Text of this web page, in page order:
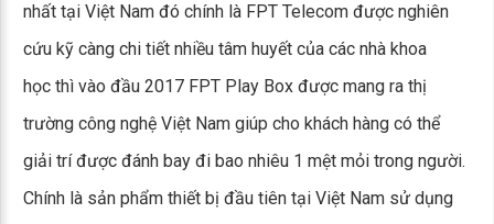
nhất tại Việt Nam đó chính là FPT Telecom được nghiên
cứu kỹ càng chi tiết nhiều tâm huyết của các nhà khoa
học thì vào đầu 2017 FPT Play Box được mang ra thị
trường công nghệ Việt Nam giúp cho khách hàng có thể
giải trí được đánh bay đi bao nhiêu 1 mệt mỏi trong người.
Chính là sản phẩm thiết bị đầu tiên tại Việt Nam sử dụng